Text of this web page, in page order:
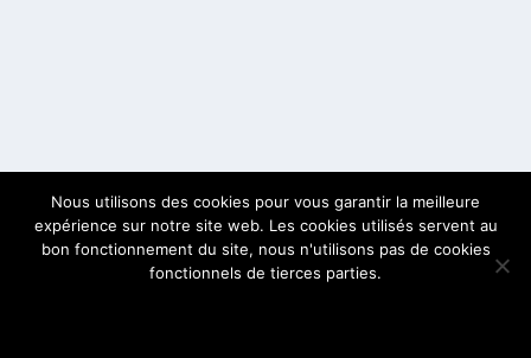
Nous utilisons des cookies pour vous garantir la meilleure
expérience sur notre site web. Les cookies utilisés servent au
bon fonctionnement du site, nous n'utilisons pas de cookies
fonctionnels de tierces parties.